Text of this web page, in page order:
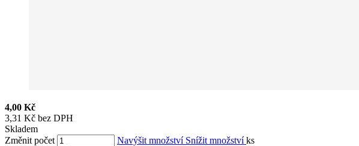
4,00 Kč
3,31 Kč bez DPH
Skladem
Změnit počet
Navýšit množství Snížit množstvíks